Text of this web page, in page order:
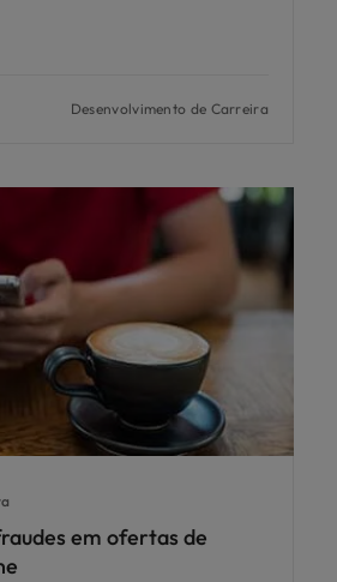
Desenvolvimento de Carreira
em ofertas de